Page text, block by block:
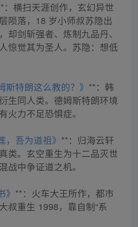
：横扫天涯创作，玄幻异世
陨落，18 岁小师叔苏隐出
却剑斩强者、炼制九品丹、
惊觉其为圣人。苏隐：想低
斯特朗这么教的？》 **：韩
生同人类。德姆斯特朗环境
火力不足恐惧症。
，吾为道祖》 **：归海云轩
类。玄空重生为十二品灭世
战中争证道之机。
**：火车大王所作，都市
叔重生 1998，靠自制“系